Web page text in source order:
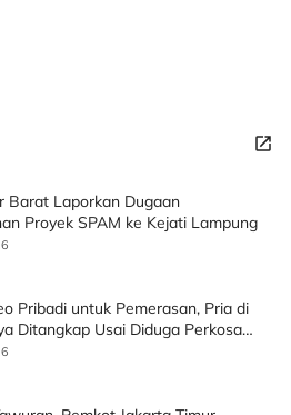
Barat Laporkan Dugaan
Proyek SPAM ke Kejati Lampung
Pribadi untuk Pemerasan, Pria di
Ditangkap Usai Diduga Perkosa